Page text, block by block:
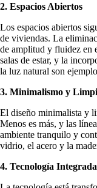
2. Espacios Abiertos
Los espacios abiertos
de viviendas. La
de amplitud y fluidez en
salas de estar, y la
la luz natural son
3. Minimalismo y
El diseño minimalista y
Menos es más, y las
ambiente tranquilo y
vidrio, el acero y la
4. Tecnología Integrada